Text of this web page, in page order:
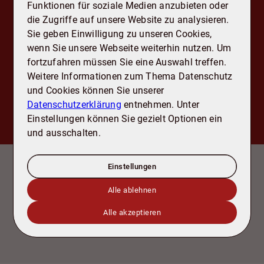
finanziellen Situation mitteilen?
Ausstattung
- 3 Gewerbeflächen
- 6 Wohneinheiten
- Keller
- 17 Stellplätze
- sehr zentrale Lage
Funktionen für soziale Medien anzubieten oder
die Zugriffe auf unsere Website zu analysieren.
Sie geben Einwilligung zu unseren Cookies,
wenn Sie unsere Webseite weiterhin nutzen. Um
fortzufahren müssen Sie eine Auswahl treffen.
Weitere Informationen zum Thema Datenschutz
und Cookies können Sie unserer
Datenschutzerklärung entnehmen. Unter
Einstellungen können Sie gezielt Optionen ein
und ausschalten.
Einstellungen
Alle ablehnen
Alle akzeptieren